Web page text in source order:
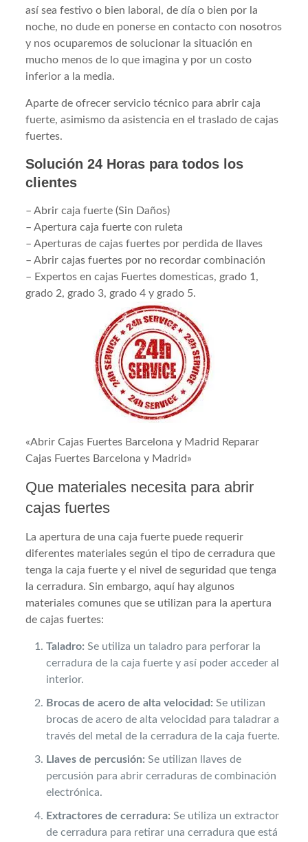
así sea festivo o bien laboral, de día o bien por la
noche, no dude en ponerse en contacto con nosotros
y nos ocuparemos de solucionar la situación en
mucho menos de lo que imagina y por un costo
inferior a la media.
Aparte de ofrecer servicio técnico para abrir caja
fuerte, asimismo da asistencia en el traslado de cajas
fuertes.
Solución 24 Horas para todos los
clientes
– Abrir caja fuerte (Sin Daños)
– Apertura caja fuerte con ruleta
– Aperturas de cajas fuertes por perdida de llaves
– Abrir cajas fuertes por no recordar combinación
– Expertos en cajas Fuertes domesticas, grado 1,
grado 2, grado 3, grado 4 y grado 5.
«Abrir Cajas Fuertes Barcelona y Madrid Reparar
Cajas Fuertes Barcelona y Madrid»
Que materiales necesita para abrir
cajas fuertes
La apertura de una caja fuerte puede requerir
diferentes materiales según el tipo de cerradura que
tenga la caja fuerte y el nivel de seguridad que tenga
la cerradura. Sin embargo, aquí hay algunos
materiales comunes que se utilizan para la apertura
de cajas fuertes:
Taladro: Se utiliza un taladro para perforar la
cerradura de la caja fuerte y así poder acceder al
interior.
Brocas de acero de alta velocidad: Se utilizan
brocas de acero de alta velocidad para taladrar a
través del metal de la cerradura de la caja fuerte.
Llaves de percusión: Se utilizan llaves de
percusión para abrir cerraduras de combinación
electrónica.
Extractores de cerradura: Se utiliza un extractor
de cerradura para retirar una cerradura que está